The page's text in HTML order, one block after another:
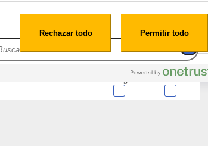
Consent
Leg.Interest
Rechazar todo Permitir todo